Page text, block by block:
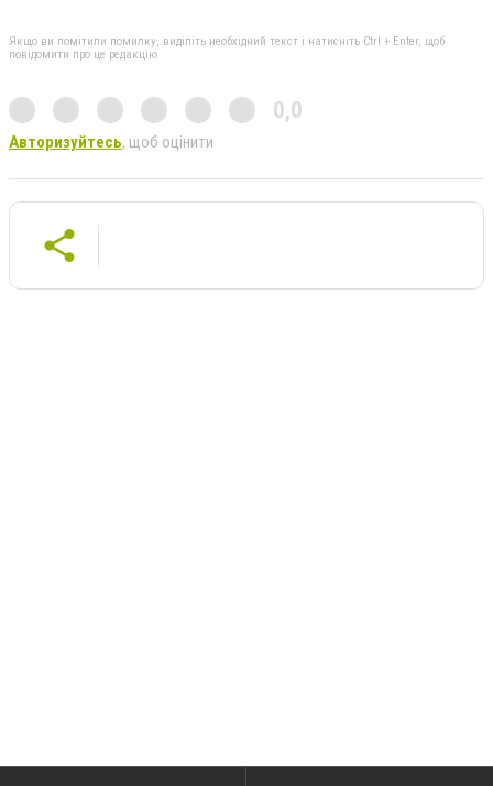
Якщо ви помітили помилку, виділіть необхідний текст і натисніть Ctrl + Enter, щоб
повідомити про це редакцію
0,0
Авторизуйтесь, щоб оцінити